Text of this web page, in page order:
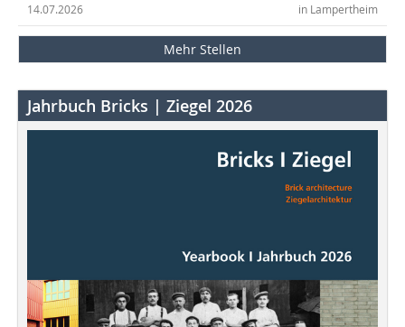
in Lampertheim
14.07.2026
Mehr Stellen
Jahrbuch Bricks | Ziegel 2026